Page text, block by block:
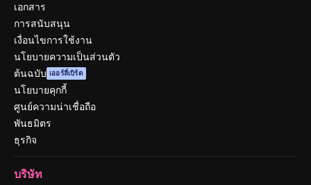
เอกสาร
การสนับสนุน
เงื่อนไขการใช้งาน
นโยบายความเป็นส่วนตัว
ต้นฉบับ เออร์ลี่เบิร์ด
นโยบายคุกกี้
ศูนย์ความน่าเชื่อถือ
พันธมิตร
ธุรกิจ
บริษัท